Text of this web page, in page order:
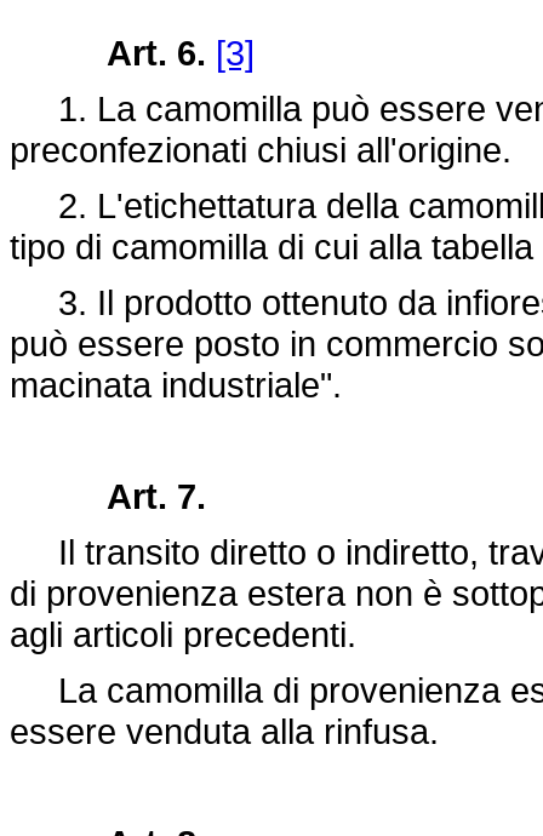
Art. 6. [3]
1. La camomilla può essere
preconfezionati chiusi all'origine.
2. L'etichettatura della
tipo di camomilla di cui alla
3. Il prodotto ottenuto da
può essere posto in commercio
macinata industriale".
Art. 7.
Il transito diretto o indiretto,
di provenienza estera non è
agli articoli precedenti.
La camomilla di provenienza
essere venduta alla rinfusa.